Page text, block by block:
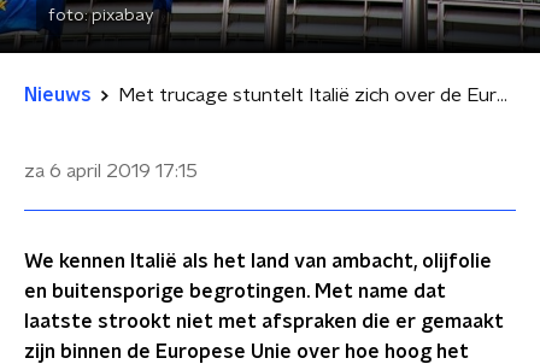
foto:pixabay
Nieuws Met trucage stuntelt Italië zich over de Europese sloot
za 6 april 2019 17:15
We kennen Italië als het land van ambacht, olijfolie
en buitensporige begrotingen. Met name dat
laatste strookt niet met afspraken die er gemaakt
zijn binnen de Europese Unie over hoe hoog het